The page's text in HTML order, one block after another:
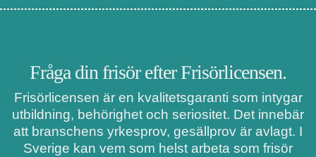
Fråga din frisör efter Frisörlicensen.
Frisörlicensen är en kvalitetsgaranti som intygar
utbildning, behörighet och seriositet. Det innebär
att branschens yrkesprov, gesällprov är avlagt. I
Sverige kan vem som helst arbeta som frisör